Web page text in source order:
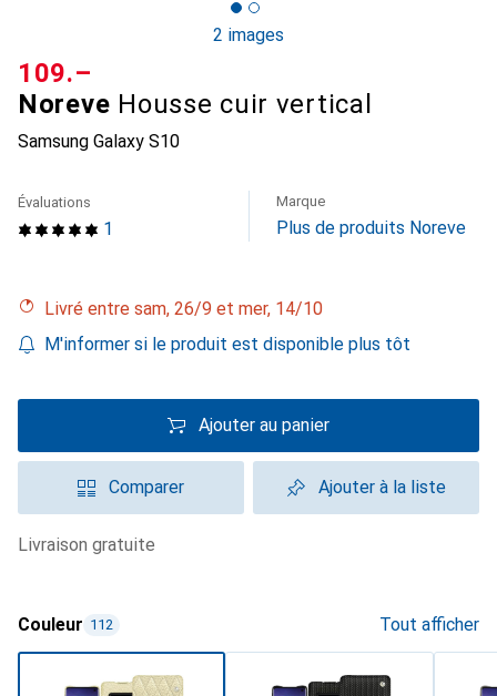
2 images
Noreve Housse cuir vertical
Samsung Galaxy S10
CHF
109.–
1
Évaluations Marque
Plus de produits Noreve
Livré entre sam, 26/9 et mer, 14/10
M'informer si le produit est disponible plus tôt
Ajouter au panier
Comparer Ajouter à la liste
livraison gratuite
Couleur 112 Tout afficher